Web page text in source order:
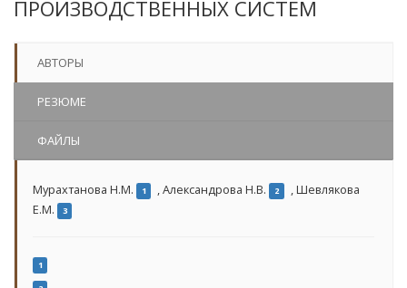
ПРОИЗВОДСТВЕННЫХ СИСТЕМ
АВТОРЫ
РЕЗЮМЕ
ФАЙЛЫ
Мурахтанова Н.М. 1 ,Александрова Н.В. 2 ,Шевлякова
Е.М.
3
1